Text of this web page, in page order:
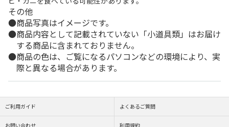
その他
商品写真はイメージです。
商品内容として記載されていない「小道具類」はお届け
する商品に含まれておりません。
商品の色は、ご覧になるパソコンなどの環境により、実
際と異なる場合があります。
ご利用ガイド よくあるご質問
お問い合わせ 利用規約